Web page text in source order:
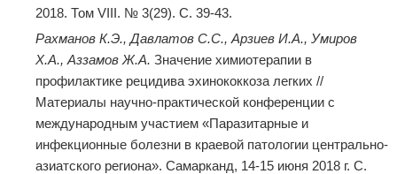
2018. Том VIІІ. № 3(29). С. 39-43.
Рахманов К.Э., Давлатов С.С., Арзиев И.А., Умиров
Х.А., Аззамов Ж.А. Значение химиотерапии в
профилактике рецидива эхинококкоза легких //
Материалы научно-практической конференции с
международным участием «Паразитарные и
инфекционные болезни в краевой патологии центрально-
азиатского региона». Самарканд, 14-15 июня 2018 г. C.